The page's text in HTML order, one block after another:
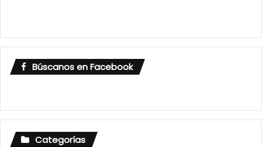
Búscanos en Facebook
Categorías